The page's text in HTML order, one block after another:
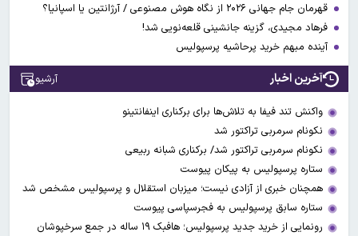
قهرمان جام جهانی ۲۰۲۶ از نگاه هوش مصنوعی / آرژانتین یا اسپانیا؟
فرهاد مجیدی، گزینه جانشینی قلعه‌نویی شد!
آینده مبهم خرید پرحاشیه پرسپولیس
آخرین اخبار آرشیو
واکنش تند فیفا به تلاش‌ها برای برکناری اینفانتینو
نکونام سرمربی تراکتور شد
نکونام سرمربی تراکتور شد/ برکناری شبانه ربیعی
ستاره پرسپولیس به پیکان پیوست
همچنان خبری از آزادی نیست؛ میزبان استقلال و پرسپولیس مشخص شد
ستاره سابق پرسپولیس به فجرسپاسی پیوست
رونمایی از خرید جدید پرسپولیس؛ هافبک ۱۹ ساله در جمع سرخپوشان